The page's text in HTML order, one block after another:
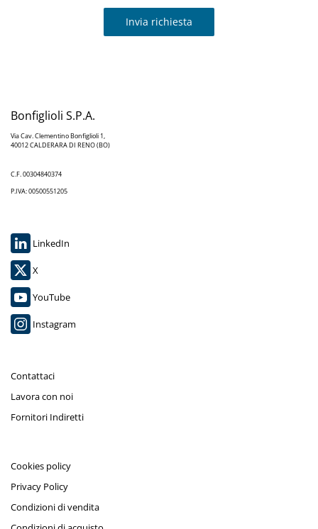
Invia richiesta
Bonfiglioli S.P.A.
Via Cav. Clementino Bonfiglioli 1,
40012 CALDERARA DI RENO (BO)
C.F. 00304840374
P.IVA: 00500551205
LinkedIn
X
YouTube
Instagram
Contattaci
Lavora con noi
Fornitori Indiretti
Cookies policy
Privacy Policy
Condizioni di vendita